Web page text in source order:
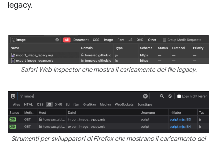
legacy.
Safari Web Inspector che mostra il caricamento dei file legacy.
Strumenti per sviluppatori di Firefox che mostrano il caricamento dei